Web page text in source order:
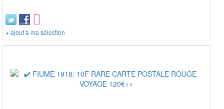
+ ajout à ma sélection